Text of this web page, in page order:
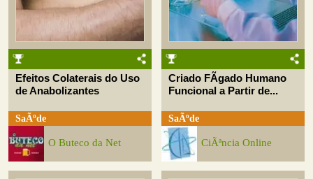
Efeitos Colaterais do Uso
de Anabolizantes
SaÃºde
O Buteco da Net
Criado FÃ­gado Humano
Funcional a Partir de...
SaÃºde
CiÃªncia Online